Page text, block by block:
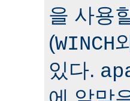
을 사용
(WINCH
있다.